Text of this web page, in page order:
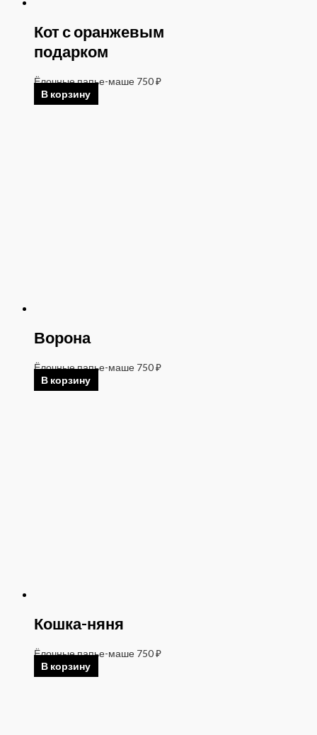
Кот с оранжевым
подарком
Ёлочные папье-маше 750₽
В корзину
Ворона
Ёлочные папье-маше 750₽
В корзину
Кошка-няня
Ёлочные папье-маше 750₽
В корзину